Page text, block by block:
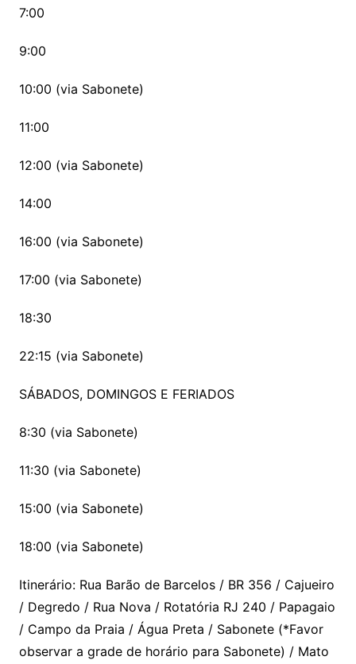
7:00
9:00
10:00 (via Sabonete)
11:00
12:00 (via Sabonete)
14:00
16:00 (via Sabonete)
17:00 (via Sabonete)
18:30
22:15 (via Sabonete)
SÁBADOS, DOMINGOS E FERIADOS
8:30 (via Sabonete)
11:30 (via Sabonete)
15:00 (via Sabonete)
18:00 (via Sabonete)
Itinerário: Rua Barão de Barcelos / BR 356 / Cajueiro
/ Degredo / Rua Nova / Rotatória RJ 240 / Papagaio
/ Campo da Praia / Água Preta / Sabonete (*Favor
observar a grade de horário para Sabonete) / Mato